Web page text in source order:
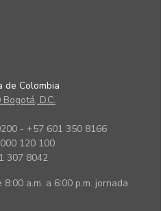
de Colombia
D.C.
- +57 601 350 8166
120 100
307 8042
a.m. a 6:00 p.m. jornada